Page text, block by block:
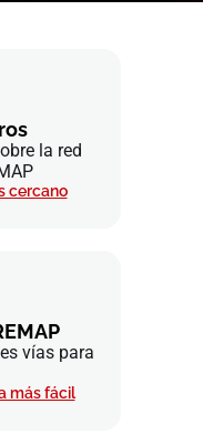
la red
cercano
vías para
más fácil